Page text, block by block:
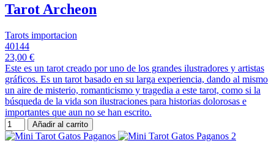
Tarot Archeon
Tarots importacion
40144
23,00 €
Este es un tarot creado por uno de los grandes ilustradores y artistas
gráficos. Es un tarot basado en su larga experiencia, dando al mismo
un aire de misterio, romanticismo y tragedia a este tarot, como si la
búsqueda de la vida son ilustraciones para historias dolorosas e
importantes que aun no se han escrito.
Añadir al carrito